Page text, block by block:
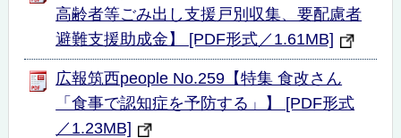
高齢者等ごみ出し支援戸別収集、要配慮者
避難支援助成金】 [PDF形式／1.61MB]
広報筑西people No.259【特集 食改さん
「食事で認知症を予防する」】 [PDF形式
／1.23MB]